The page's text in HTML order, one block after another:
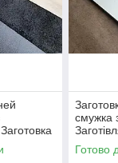
зі
смужка
смужки
Готово